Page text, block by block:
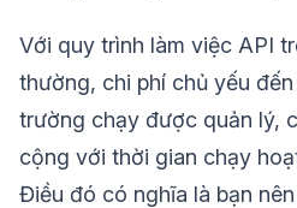
Với quy trình làm việc API
thường, chi phí chủ yếu
trường chạy được quản lý,
cộng với thời gian chạy
Điều đó có nghĩa là bạn